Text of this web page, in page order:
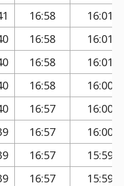
16:58
16:01
16:58
16:01
16:58
16:01
16:58
16:00
16:57
16:00
16:57
16:00
16:57
15:59
16:57
15:59